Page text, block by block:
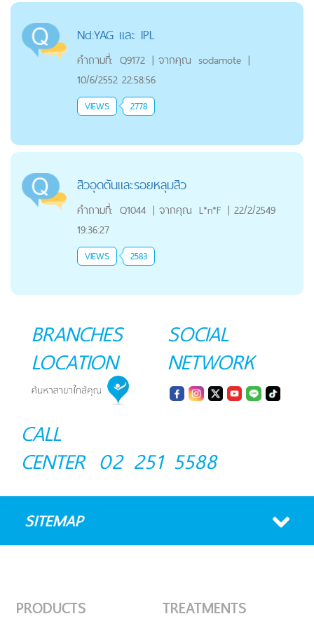
Nd:YAG และ IPL
คำถามที่: Q9172 | จากคุณ sodamote |
10/6/2552 22:58:56
VIEWS 2778
สิวอุดตันและรอยหลุมสิว
คำถามที่: Q1044 | จากคุณ L*n*F | 22/2/2549
19:36:27
VIEWS 2583
BRANCHES
LOCATION
SOCIAL
NETWORK
CALL
CENTER 02 251 5588
SITEMAP
PRODUCTS TREATMENTS